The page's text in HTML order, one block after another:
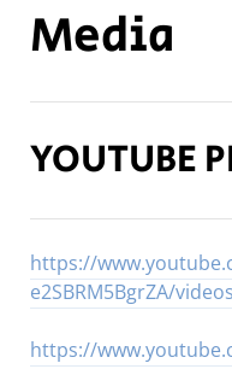
Media
YOUTUBE
https://
e2SBRM5BgrZA/videos
https://